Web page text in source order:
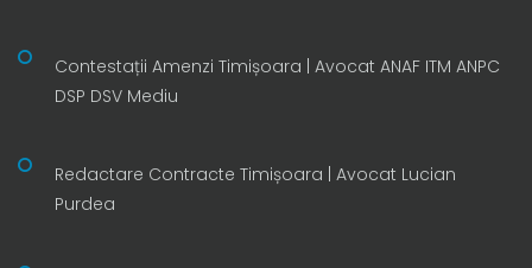
Contestații Amenzi Timișoara | Avocat ANAF ITM ANPC
DSP DSV Mediu
Redactare Contracte Timișoara | Avocat Lucian
Purdea